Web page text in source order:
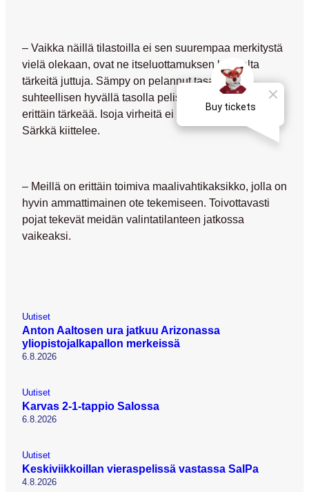
– Vaikka näillä tilastoilla ei sen suurempaa merkitystä
vielä olekaan, ovat ne itseluottamuksen kannalta
tärkeitä juttuja. Sämpy on pelannut tasaisesti
suhteellisen hyvällä tasolla pelistä toiseen, mikä on
erittäin tärkeää. Isoja virheitä ei ole tullut ollenkaan,
Särkkä kiittelee.
– Meillä on erittäin toimiva maalivahtikaksikko, jolla on
hyvin ammattimainen ote tekemiseen. Toivottavasti
pojat tekevät meidän valintatilanteen jatkossa
vaikeaksi.
Uutiset
Anton Aaltosen ura jatkuu Arizonassa
yliopistojalkapallon merkeissä
6.8.2026
Uutiset
Karvas 2-1-tappio Salossa
6.8.2026
Uutiset
Keskiviikkoillan vieraspelissä vastassa SalPa
4.8.2026